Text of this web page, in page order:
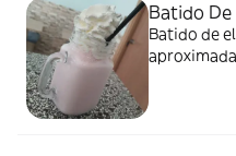
Batido De
Batido de
que la